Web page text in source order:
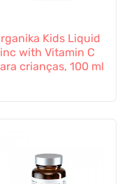
Kids Liquid
with Vitamin C
crianças, 100 ml